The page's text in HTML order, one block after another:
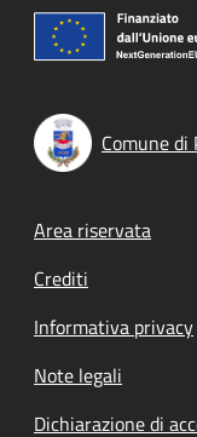
Comune di
Footer
Area riservata
Crediti
Informativa privacy
Note legali
Dichiarazione di